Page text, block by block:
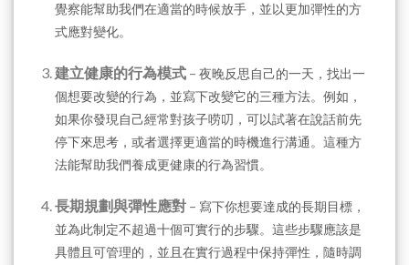
覺察能幫助我們在適當的時候放手，並以更加彈性的方
式應對變化。
建立健康的行為模式– 夜晚反思自己的一天，找出一
個想要改變的行為，並寫下改變它的三種方法。例如，
如果你發現自己經常對孩子唠叨，可以試著在說話前先
停下來思考，或者選擇更適當的時機進行溝通。這種方
法能幫助我們養成更健康的行為習慣。
長期規劃與彈性應對– 寫下你想要達成的長期目標，
並為此制定不超過十個可實行的步驟。這些步驟應該是
具體且可管理的，並且在實行過程中保持彈性，隨時調